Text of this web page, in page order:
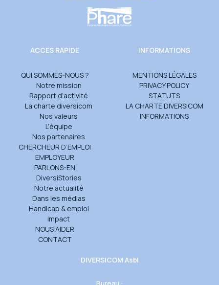
DIVERSICOM Asbl
Bureau :
ACCES RAPIDE
QUI SOMMES-NOUS ?
Notre mission
Rapport d’activité
La charte diversicom
Nos valeurs
L’équipe
Nos partenaires
CHERCHEUR D’EMPLOI
EMPLOYEUR
PARLONS-EN
DiversiStories
Notre actualité
Dans les médias
Handicap & emploi
Impact
NOUS AIDER
CONTACT
INFORMATIONS
MENTIONS LÉGALES
PRIVACY POLICY
STATUTS
LA CHARTE DIVERSICOM
INFORMATIONS